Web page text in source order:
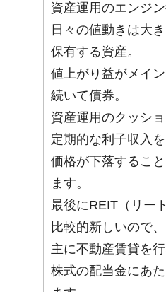
資産運用のエンジン
日々の値動きは大
保有する資産。
値上がり益がメイ
続いて債券。
資産運用のクッショ
定期的な利子収入
価格が下落するこ
ます。
最後にREIT（リート
比較的新しいので
主に不動産賃貸を
株式の配当金にあ